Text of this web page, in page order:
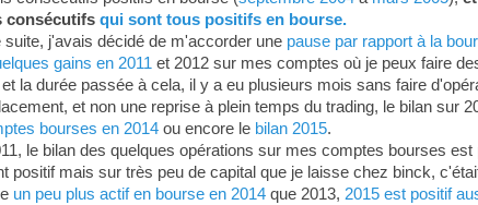
consécutifs qui sont tous positifs en bourse.
j'avais décidé de m'accorder une pause par rapport à la
gains en 2011 et 2012 sur mes comptes où je peux faire
la durée passée à cela, il y a eu plusieurs mois sans faire
et non une reprise à plein temps du trading, le bilan sur
bourses en 2014ou encore le bilan 2015.
le bilan des quelques opérations sur mes comptes bourses est
mais sur très peu de capital que je laisse chez binck,
un peu plus actif en bourse en 2014que 2013, 2015 est positif